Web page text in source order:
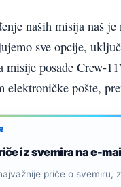
naših misija naš
sve opcije,
misije posade Crew-
elektroničke pošte,
iz svemira na e-
priče o svemiru,